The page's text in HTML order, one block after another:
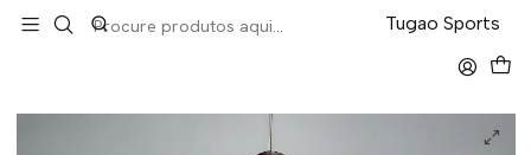
Tugao Sports